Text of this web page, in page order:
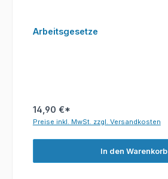
Arbeitsgesetze
14,90 €*
Preise inkl. MwSt. zzgl. Versandkosten
In den Warenkorb